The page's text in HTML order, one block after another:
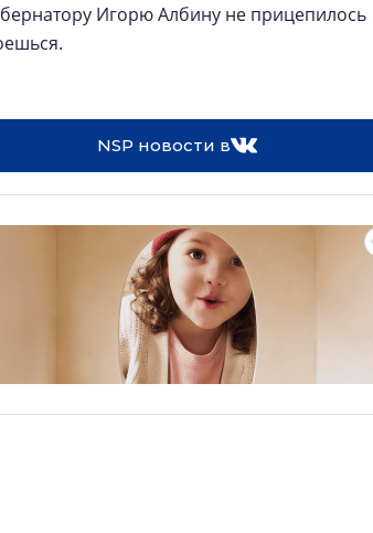
Игорю Албину не прицепилось
NSP новости в